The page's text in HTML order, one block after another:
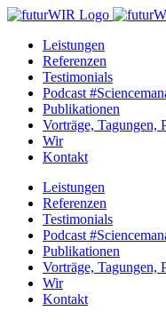
Zum
springenLeistungen
Referenzen
Testimonials
Podcast
Publikationen
Vorträge, Tagungen,
Wir
Kontakt
Leistungen
Referenzen
Testimonials
Podcast
Publikationen
Vorträge, Tagungen,
Wir
Kontakt